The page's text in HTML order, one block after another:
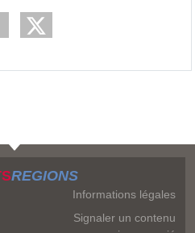
REGIONS
Informations légales
Signaler un contenu